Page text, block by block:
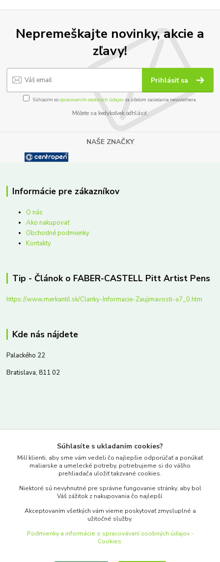
Nepremeškajte novinky, akcie a
zľavy!
Prihlásiť sa
Súhlasím sospracovaním osobných údajov za účelom zasielania newslettera.
Môžete sa kedykoľvek odhlásiť.
NAŠE ZNAČKY
Informácie pre zákazníkov
O nás
Ako nakupovať
Obchodné podmienky
Kontakty
Tip - Článok o FABER-CASTELL Pitt Artist Pens
https://www.merkantil.sk/Clanky-Informacie-Zaujimavosti-a7_0.htm
Kde nás nájdete
Palackého 22
Bratislava, 811 02
www.merkantil.sk
Pondelok-Piatok: 9.00-17.00hod.
objednavky@merkantil-obchod.sk
Súhlasíte s ukladaním cookies?
Milí klienti, aby sme vám vedeli čo najlepšie odporúčať a ponúkať
maliarske a umelecké potreby, potrebujeme si do vášho
prehliadača uložiť takzvané cookies.
Niektoré sú nevyhnutné pre správne fungovanie stránky, aby bol
Váš zážitok z nakupovania čo najlepší.
Akceptovaním všetkých vám vieme poskytovať zmysluplné a
užitočné služby.
Podmienky a informácie o spracovávaní osobných údajov -
Cookies.